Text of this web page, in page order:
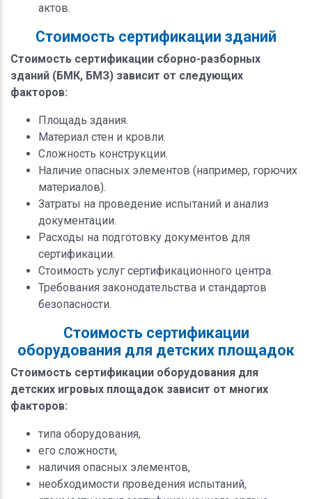
актов.
Стоимость сертификации зданий
Стоимость сертификации сборно-разборных
зданий (БМК, БМЗ) зависит от следующих
факторов:
Площадь здания.
Материал стен и кровли.
Сложность конструкции.
Наличие опасных элементов (например, горючих
материалов).
Затраты на проведение испытаний и анализ
документации.
Расходы на подготовку документов для
сертификации.
Стоимость услуг сертификационного центра.
Требования законодательства и стандартов
безопасности.
Стоимость сертификации
оборудования для детских площадок
Стоимость сертификации оборудования для
детских игровых площадок зависит от многих
факторов:
типа оборудования,
его сложности,
наличия опасных элементов,
необходимости проведения испытаний,